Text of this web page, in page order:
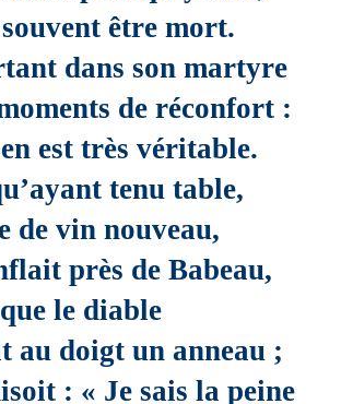
être mort.
dans son martyre
de réconfort :
est très véritable.
tenu table,
de vin nouveau,
près de Babeau,
le diable
au doigt un anneau ;
: « Je sais la peine